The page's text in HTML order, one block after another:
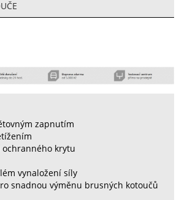
zapnutím
ochranného krytu
vynaložení síly
snadnou výměnu brusných kotoučů